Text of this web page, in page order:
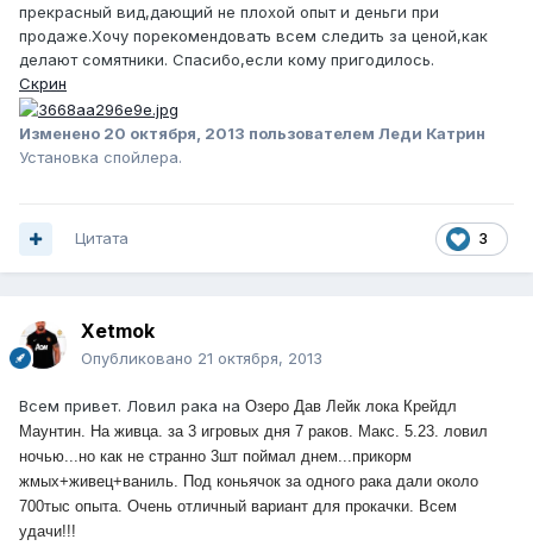
прекрасный вид,дающий не плохой опыт и деньги при
продаже.Хочу порекомендовать всем следить за ценой,как
делают сомятники. Спасибо,если кому пригодилось.
Скрин
Изменено 20 октября, 2013 пользователем Леди Катрин
Установка спойлера.
3
Цитата
Xetmok
Опубликовано 21 октября, 2013
Всем привет. Ловил рака на Озеро Дав Лейк лока Крейдл
Маунтин. На живца. за 3 игровых дня 7 раков. Макс. 5.23. ловил
ночью...но как не странно 3шт поймал днем...прикорм
жмых+живец+ваниль. Под коньячок за одного рака дали около
700тыс опыта. Очень отличный вариант для прокачки. Всем
удачи!!!